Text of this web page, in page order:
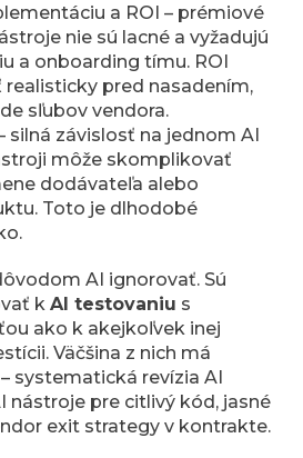
a ROI – prémiové
nie sú lacné a vyžadujú
a onboarding tímu. ROI
pred nasadením,
sľubov vendora.
silná závislosť na jednom AI
môže skomplikovať
dodávateľa alebo
Toto je dlhodobé
AI ignorovať. Sú
kAI testovaniu s
ako k akejkoľvek inej
Väčšina z nich má
systematická revízia AI
nástroje pre citlivý kód, jasné
exit strategy v kontrakte.